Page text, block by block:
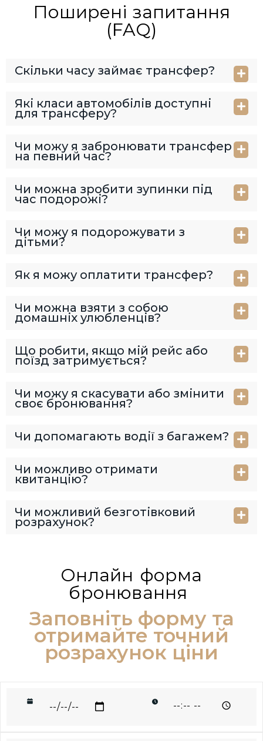
Поширені запитання
(FAQ)
Скільки часу займає трансфер?
Які класи автомобілів доступні
для трансферу?
Чи можу я забронювати трансфер
на певний час?
Чи можна зробити зупинки під
час подорожі?
Чи можу я подорожувати з
дітьми?
Як я можу оплатити трансфер?
Чи можна взяти з собою
домашніх улюбленців?
Що робити, якщо мій рейс або
поїзд затримується?
Чи можу я скасувати або змінити
своє бронювання?
Чи допомагають водії з багажем?
Чи можливо отримати
квитанцію?
Чи можливий безготівковий
розрахунок?
Онлайн форма
бронювання
Заповніть форму та
отримайте точний
розрахунок ціни